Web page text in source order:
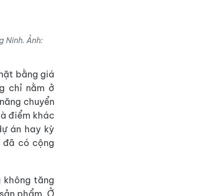
Ninh. Ảnh:
bằng giá
chỉ nằm ở
chuyển
điểm khác
án hay kỳ
đã có cộng
không tăng
phẩm. Ở